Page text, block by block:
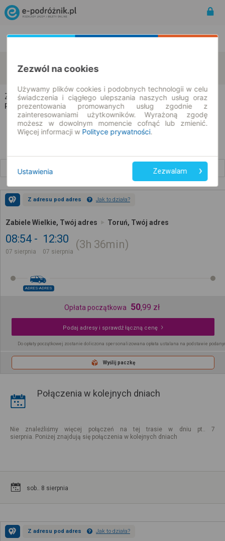
07.08.2026 | -- : --
Zabiele Wielkie → Toruń
Rozkład jazdy i bilety
Z adresu pod adres Jak to działa?
Zabiele Wielkie, Twój adres Toruń, Twój adres
08:54
07 sierpnia
12:30
07 sierpnia
3h 36min
ADRES-ADRES
Opłata początkowa 50,99 zł
Podaj adresy i sprawdź łączną cenę
Do opłaty początkowej zostanie doliczona spersonalizowana opłata ustalana na podstawie
Wyślij paczkę
Połączenia w kolejnych dniach
Nie znaleźliśmy więcej połączeń na tej trasie w dniu pt.. 7
sierpnia. Poniżej znajdują się połączenia w kolejnych dniach
sob.. 8 sierpnia
Z adresu pod adres Jak to działa?
Zezwól na cookies
Używamy plików cookies i podobnych technologii w celu
świadczenia i ciągłego ulepszania naszych usług oraz
prezentowania promowanych usług zgodnie z
zainteresowaniami użytkowników. Wyrażoną zgodę
możesz w dowolnym momencie cofnąć lub zmienić.
Więcej informacji w Polityce prywatności.
Ustawienia Zezwalam